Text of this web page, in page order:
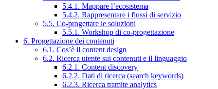
5.4.1. Mappare l’ecosistema
5.4.2. Rappresentare i flussi di servizio
5.5. Co-progettare le soluzioni
5.5.1. Workshop di co-progettazione
6. Progettazione dei contenuti
6.1. Cos’è il content design
6.2. Ricerca utente sui contenuti e il linguaggio
6.2.1. Content discovery
6.2.2. Dati di ricerca (search keywords)
6.2.3. Ricerca tramite analytics